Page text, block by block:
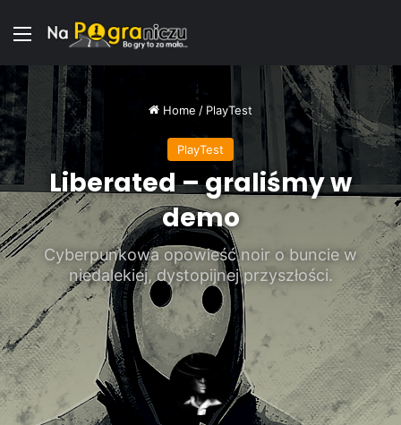
Menu
Home / PlayTest
PlayTest
Liberated – graliśmy w
demo
Cyberpunkowa opowieść noir o buncie w
niedalekiej, dystopijnej przyszłości.